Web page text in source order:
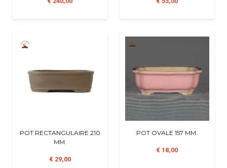
POT RECTANGULAIRE 210
MM.
€ 29,00
POT OVALE 157 MM.
€ 18,00